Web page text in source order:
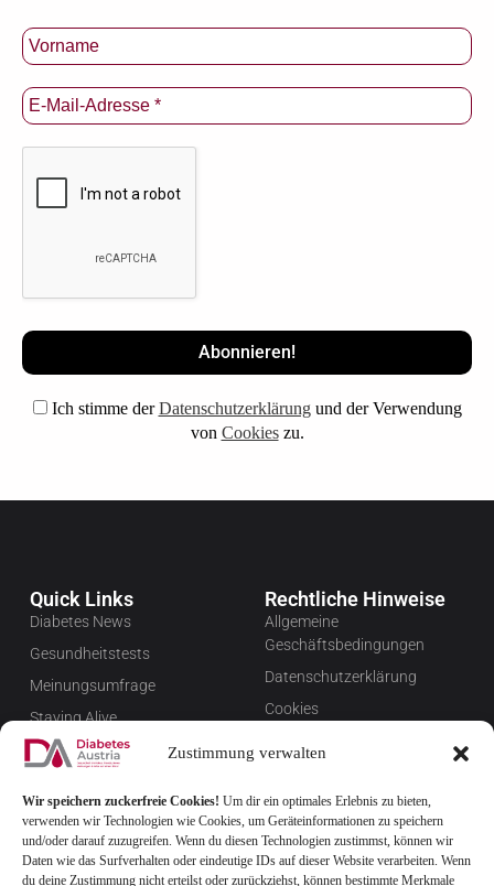
Zustimmung verwalten
Wir speichern zuckerfreie Cookies! Um dir ein optimales Erlebnis zu bieten,
verwenden wir Technologien wie Cookies, um Geräteinformationen zu speichern
und/oder darauf zuzugreifen. Wenn du diesen Technologien zustimmst, können wir
Daten wie das Surfverhalten oder eindeutige IDs auf dieser Website verarbeiten. Wenn
du deine Zustimmung nicht erteilst oder zurückziehst, können bestimmte Merkmale
Ich stimme derDatenschutzerklärungund der Verwendung
von Cookieszu.
Quick Links
Diabetes News
Gesundheitstests
Meinungsumfrage
Staying Alive
Favoriten
Rechtliche Hinweise
Allgemeine
Geschäftsbedingungen
Datenschutzerklärung
Cookies
Newsletter verwalten
FAQ